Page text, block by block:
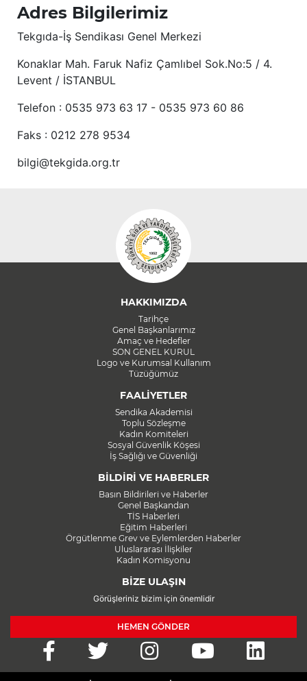
Adres Bilgilerimiz
Tekgıda-İş Sendikası Genel Merkezi
Konaklar Mah. Faruk Nafiz Çamlıbel Sok.No:5 / 4.
Levent / İSTANBUL
Telefon : 0535 973 63 17 - 0535 973 60 86
Faks : 0212 278 9534
bilgi@tekgida.org.tr
HAKKIMIZDA
Tarihçe
Genel Başkanlarımız
Amaç ve Hedefler
SON GENEL KURUL
Logo ve Kurumsal Kullanım
Tüzüğümüz
FAALİYETLER
Sendika Akademisi
Toplu Sözleşme
Kadın Komiteleri
Sosyal Güvenlik Köşesi
İş Sağlığı ve Güvenliği
BİLDİRİ VE HABERLER
Basın Bildirileri ve Haberler
Genel Başkandan
TİS Haberleri
Eğitim Haberleri
Örgütlenme Grev ve Eylemlerden Haberler
Uluslararası İlişkiler
Kadın Komisyonu
BİZE ULAŞIN
Görüşleriniz bizim için önemlidir
HEMEN GÖNDER